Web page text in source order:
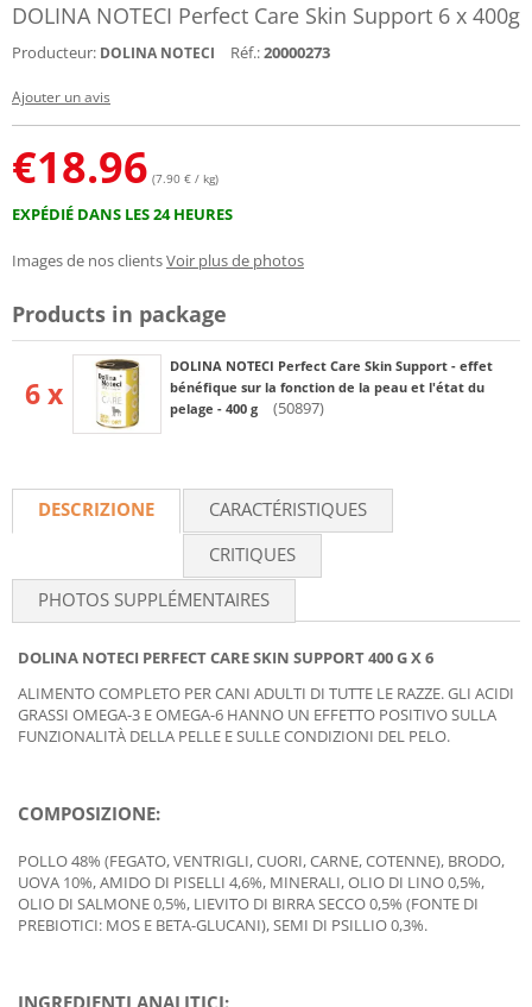
DOLINA NOTECI Perfect Care Skin Support 6 x 400g
Producteur: DOLINA NOTECI Réf.:20000273
Ajouter un avis
€18.96 (7.90 € / kg)
EXPÉDIÉ DANS LES 24 HEURES
Images de nos clientsVoir plus de photos
Products in package
6 x
DOLINA NOTECI Perfect Care Skin Support - effet
bénéfique sur la fonction de la peau et l'état du
pelage - 400 g
(50897)
DESCRIZIONE
CARACTÉRISTIQUES
CRITIQUES
PHOTOS SUPPLÉMENTAIRES
DOLINA NOTECI PERFECT CARE SKIN SUPPORT 400 G X 6
ALIMENTO COMPLETO PER CANI ADULTI DI TUTTE LE RAZZE. GLI ACIDI
GRASSI OMEGA-3 E OMEGA-6 HANNO UN EFFETTO POSITIVO SULLA
FUNZIONALITÀ DELLA PELLE E SULLE CONDIZIONI DEL PELO.
COMPOSIZIONE:
POLLO 48% (FEGATO, VENTRIGLI, CUORI, CARNE, COTENNE), BRODO,
UOVA 10%, AMIDO DI PISELLI 4,6%, MINERALI, OLIO DI LINO 0,5%,
OLIO DI SALMONE 0,5%, LIEVITO DI BIRRA SECCO 0,5% (FONTE DI
PREBIOTICI: MOS E BETA-GLUCANI), SEMI DI PSILLIO 0,3%.
INGREDIENTI ANALITICI: